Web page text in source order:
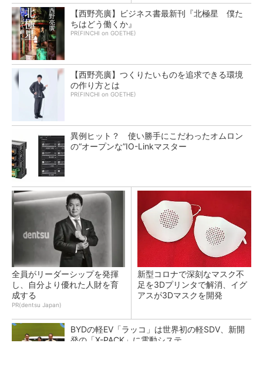
【西野亮廣】ビジネス書最新刊『北極星 僕た
ちはどう働くか』
PR(FINCHI on GOETHE)
【西野亮廣】つくりたいものを追求できる環境
の作り方とは
PR(FINCHI on GOETHE)
異例ヒット？ 使い勝手にこだわったオムロン
の“オープンな”IO-Linkマスター
全員がリーダーシップを発揮
し、自分より優れた人財を育
成する
PR(dentsu Japan)
新型コロナで深刻なマスク不
足を3Dプリンタで解消、イグ
アスが3Dマスクを開発
BYDの軽EV「ラッコ」は世界初の軽SDV、新開
発の「X-PACK」に電動システ...